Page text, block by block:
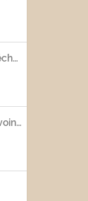
Tapenade de tomates séchées
Porridge aux flocons d’avoine avec les fruits frais